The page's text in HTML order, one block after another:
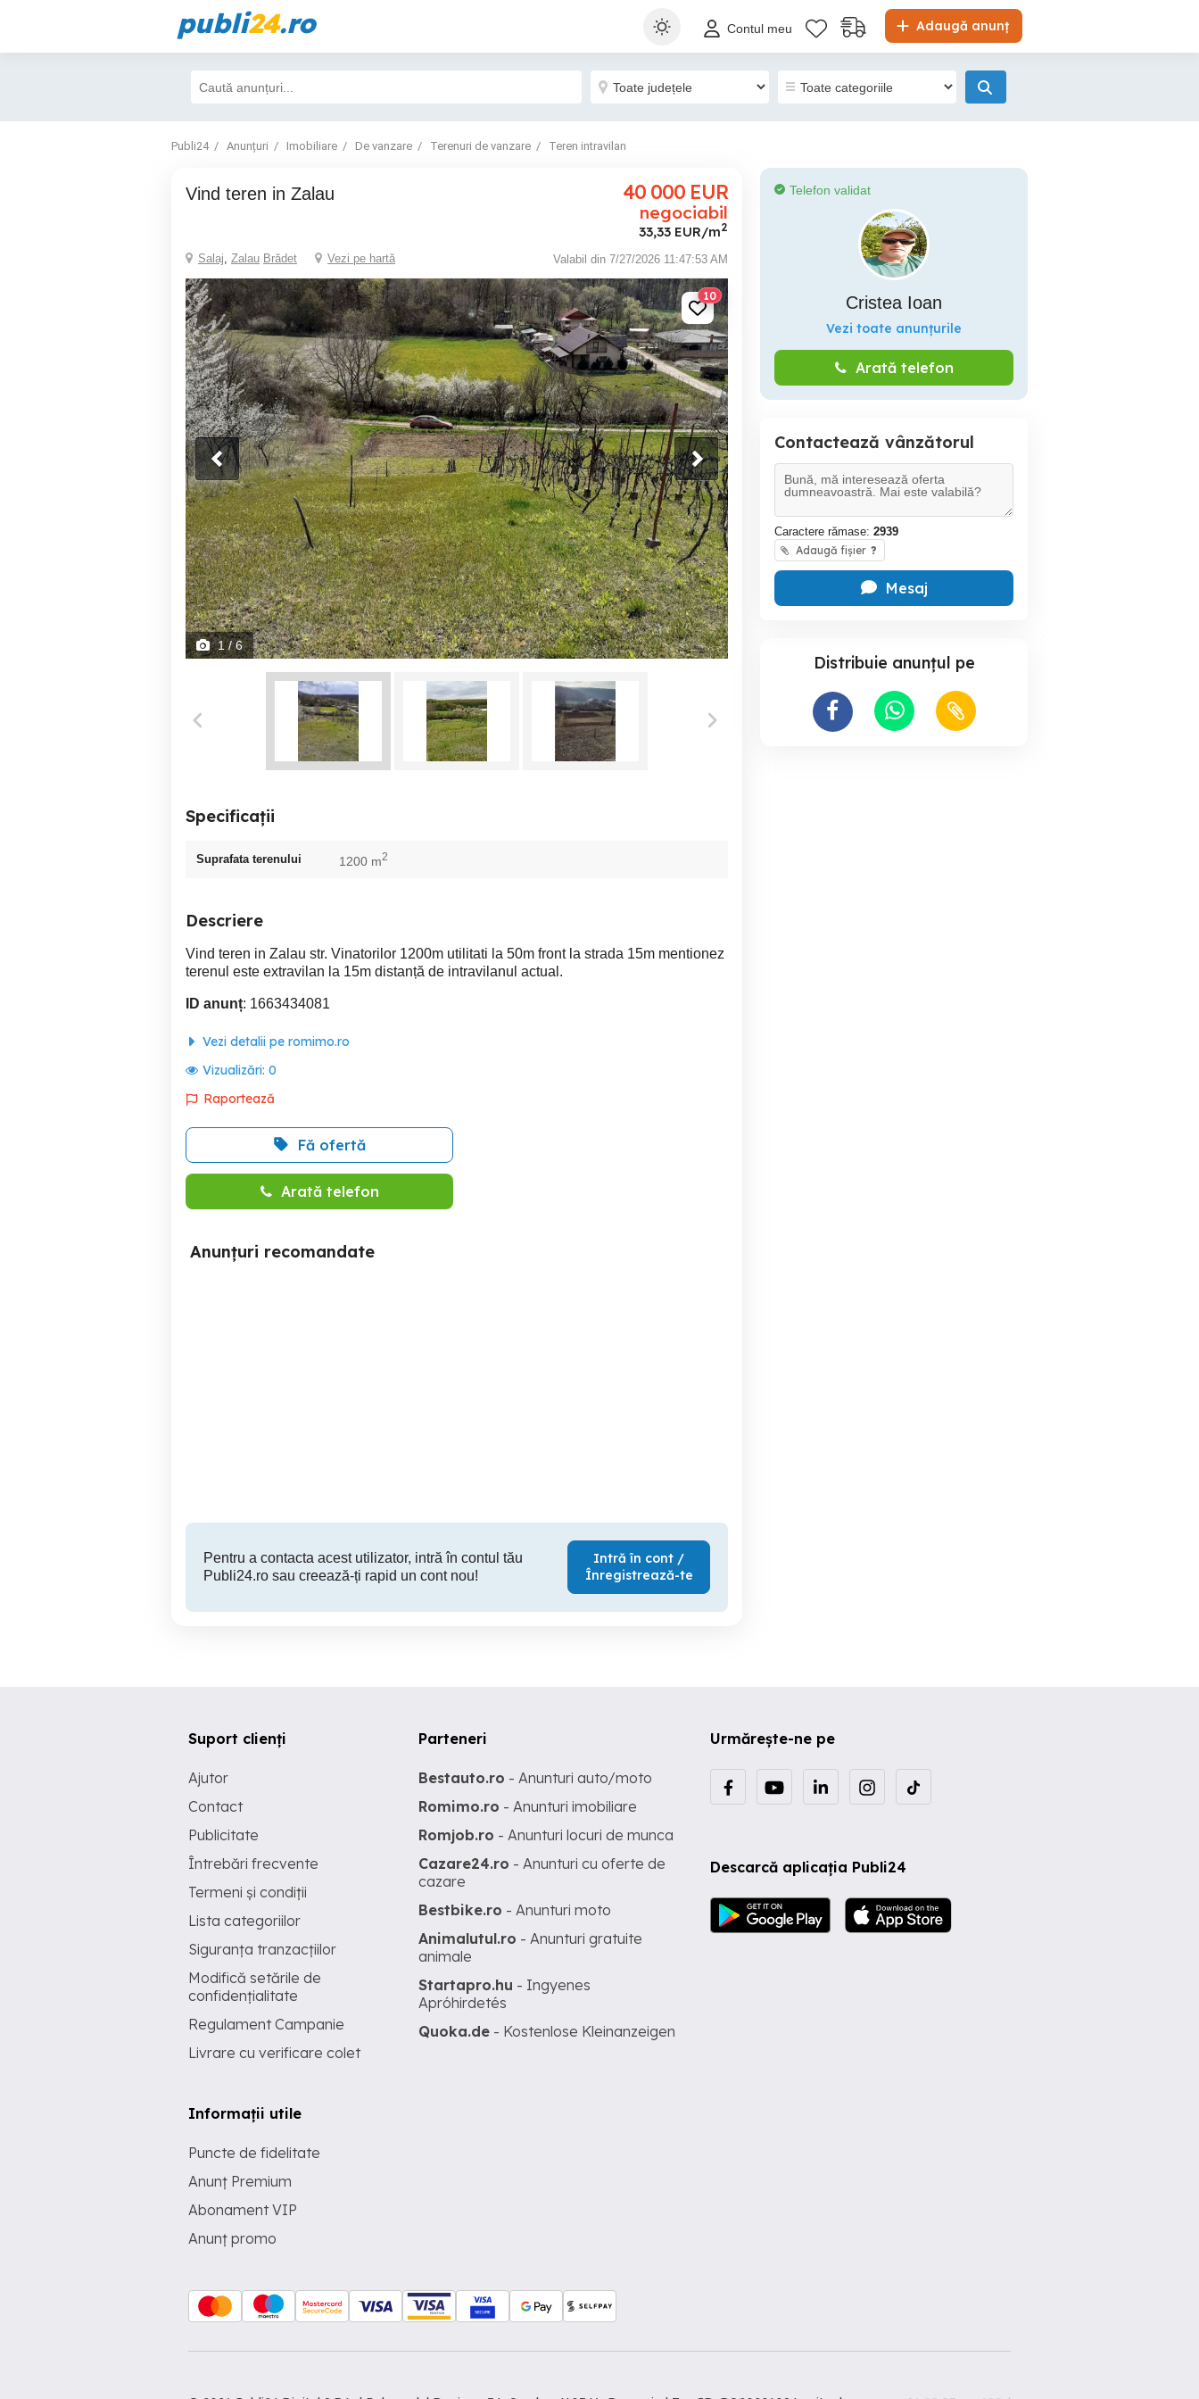
publi24.ro Adaugă anunț
Contul meu
Publi24 Anunțuri Imobiliare De vanzare Terenuri de vanzare Teren intravilan
Vind teren in Zalau 40 000 EUR
negociabil
33,33 EUR/m2
Salaj Zalau Brădet Vezi pe hartă Valabil din 7/27/2026 11:47:53 AM
10
1/ 6
Specificații
Suprafata terenului 1200 m2
Descriere
Vind teren in Zalau str. Vinatorilor 1200m utilitati la 50m front la strada 15m mentionez
terenul este extravilan la 15m distanță de intravilanul actual.
ID anunț: 1663434081
Vezi detalii pe romimo.ro
Vizualizări: 0
Raportează
Fă ofertă
Arată telefon
Anunțuri recomandate
Pentru a contacta acest utilizator, intră în contul tău
Publi24.ro sau creează-ți rapid un cont nou!
Intră în cont /
Înregistrează-te
Telefon validat
Cristea Ioan
Vezi toate anunțurile
Arată telefon
Contactează vânzătorul
Caractere rămase: 2939
Adaugă fișier ?
Mesaj
Distribuie anunțul pe
Urmărește-ne pe
Descarcă aplicația Publi24
Suport clienți
Ajutor
Contact
Publicitate
Întrebări frecvente
Termeni și condiții
Lista categoriilor
Siguranța tranzacțiilor
Modifică setările de
confidențialitate
Regulament Campanie
Livrare cu verificare colet
Informații utile
Puncte de fidelitate
Anunț Premium
Abonament VIP
Anunț promo
Parteneri
Bestauto.ro - Anunturi auto/moto
Romimo.ro - Anunturi imobiliare
Romjob.ro - Anunturi locuri de munca
Cazare24.ro - Anunturi cu oferte de
cazare
Bestbike.ro - Anunturi moto
Animalutul.ro - Anunturi gratuite
animale
Startapro.hu - Ingyenes
Apróhirdetés
Quoka.de - Kostenlose Kleinanzeigen